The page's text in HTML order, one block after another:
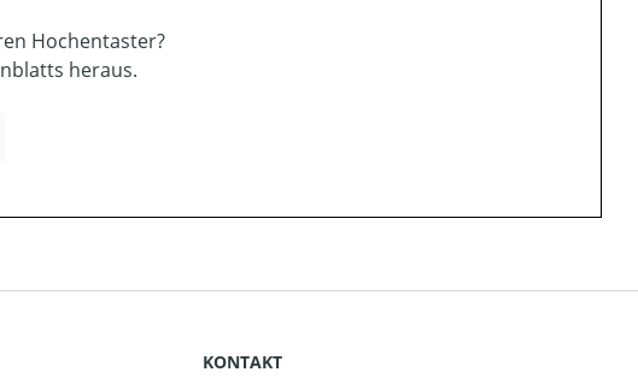
Hochentaster?
heraus.
KONTAKT